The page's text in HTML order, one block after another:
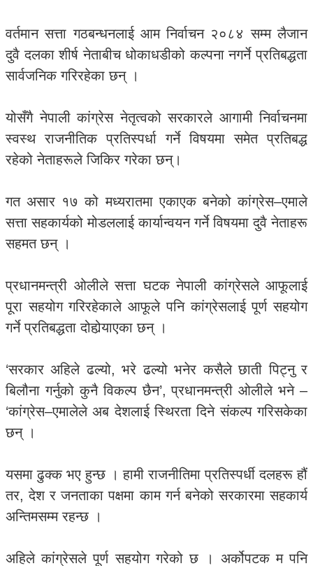
वर्तमान सत्ता गठबन्धनलाई आम निर्वाचन २०८४ सम्म लैजान
दुवै दलका शीर्ष नेताबीच धोकाधडीको कल्पना नगर्ने प्रतिबद्धता
सार्वजनिक गरिरहेका छन् ।
योसँगै नेपाली कांग्रेस नेतृत्वको सरकारले आगामी निर्वाचनमा
स्वस्थ राजनीतिक प्रतिस्पर्धा गर्ने विषयमा समेत प्रतिबद्ध
रहेको नेताहरूले जिकिर गरेका छन्।
गत असार १७ को मध्यरातमा एकाएक बनेको कांग्रेस–एमाले
सत्ता सहकार्यको मोडललाई कार्यान्वयन गर्ने विषयमा दुवै नेताहरू
सहमत छन् ।
प्रधानमन्त्री ओलीले सत्ता घटक नेपाली कांग्रेसले आफूलाई
पूरा सहयोग गरिरहेकाले आफूले पनि कांग्रेसलाई पूर्ण सहयोग
गर्ने प्रतिबद्धता दोहोर्‍याएका छन् ।
‘सरकार अहिले ढल्यो, भरे ढल्यो भनेर कसैले छाती पिट्नु र
बिलौना गर्नुको कुनै विकल्प छैन’, प्रधानमन्त्री ओलीले भने –
‘कांग्रेस–एमालेले अब देशलाई स्थिरता दिने संकल्प गरिसकेका
छन् ।
यसमा ढुक्क भए हुन्छ । हामी राजनीतिमा प्रतिस्पर्धी दलहरू हौं
तर, देश र जनताका पक्षमा काम गर्न बनेको सरकारमा सहकार्य
अन्तिमसम्म रहन्छ ।
अहिले कांग्रेसले पूर्ण सहयोग गरेको छ । अर्कोपटक म पनि